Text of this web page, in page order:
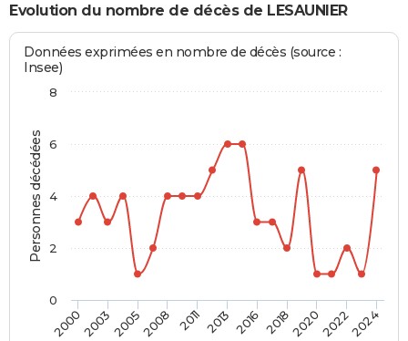
Evolution du nombre de décès de LESAUNIER
Personnes décédées
Données exprimées en nombre de décès (source :
Insee)
2000200320052008 2011 2013 2016 2018202020222024
0
2
4
6
8